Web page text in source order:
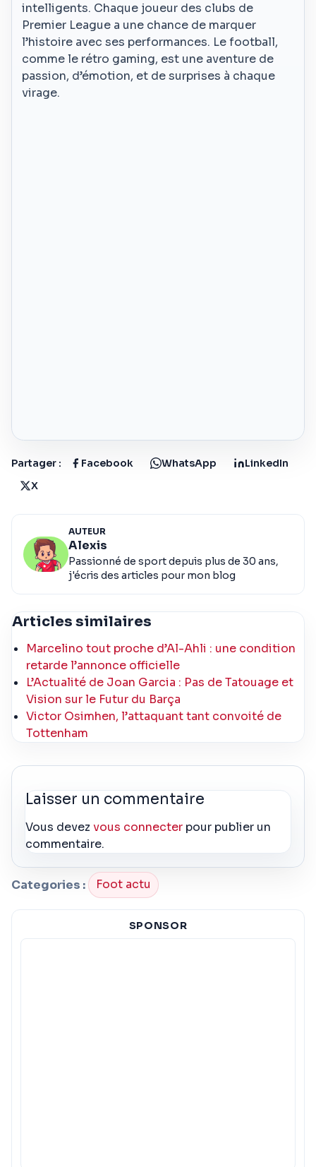
intelligents. Chaque joueur des clubs de
Premier League a une chance de marquer
l’histoire avec ses performances. Le football,
comme le rétro gaming, est une aventure de
passion, d’émotion, et de surprises à chaque
virage.
Partager : Facebook WhatsApp
LinkedIn
X
AUTEUR
Alexis
Passionné de sport depuis plus de 30 ans,
j'écris des articles pour mon blog
Articles similaires
Marcelino tout proche d’Al-Ahli : une condition
retarde l’annonce officielle
L’Actualité de Joan Garcia : Pas de Tatouage et
Vision sur le Futur du Barça
Victor Osimhen, l’attaquant tant convoité de
Tottenham
Laisser un commentaire
Vous devezvous connecter pour publier un
commentaire.
Categories : Foot actu
SPONSOR